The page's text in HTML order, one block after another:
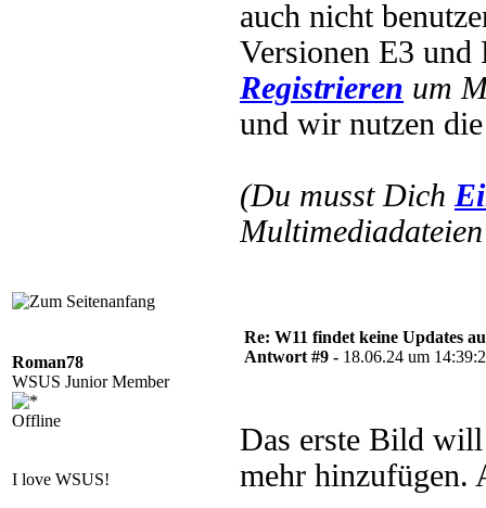
auch nicht
Versionen E3
Registrieren um
und wir nutzen
(Du musst Dich
Roman78
WSUS Junior Member
Offline
I love WSUS!
Re: W11 findet keine Updates
Antwort #9 - 18.06.24 um
Das erste Bild
mehr hinzufügen.